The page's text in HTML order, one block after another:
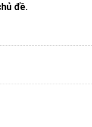
đề.